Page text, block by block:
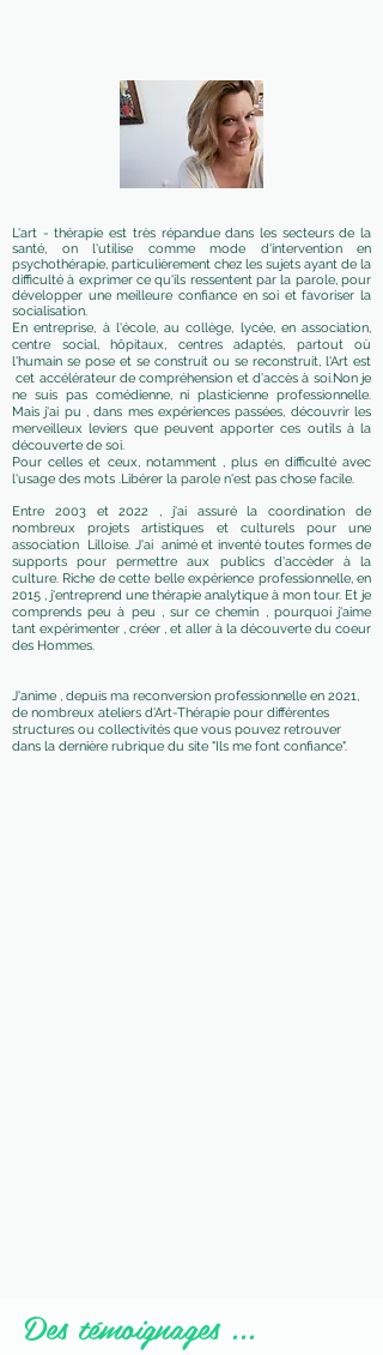
L'art - thérapie est très répandue dans les secteurs de la
santé, on l'utilise comme mode d'intervention en
psychothérapie, particulièrement chez les sujets ayant de la
difficulté à exprimer ce qu'ils ressentent par la parole, pour
développer une meilleure confiance en soi et favoriser la
socialisation.
En entreprise, à l'école, au collège, lycée, en association,
centre social, hôpitaux, centres adaptés, partout où
l'humain se pose et se construit ou se reconstruit, l'Art est
cet accélérateur de compréhension et d'accès à soi.Non je
ne suis pas comédienne, ni plasticienne professionnelle.
Mais j'ai pu , dans mes expériences passées, découvrir les
merveilleux leviers que peuvent apporter ces outils à la
découverte de soi.
Pour celles et ceux, notamment , plus en difficulté avec
l'usage des mots .Libérer la parole n'est pas chose facile.
Entre 2003 et 2022 , j'ai assuré la coordination de
nombreux projets artistiques et culturels pour une
association Lilloise. J'ai animé et inventé toutes formes de
supports pour permettre aux publics d'accèder à la
culture. Riche de cette belle expérience professionnelle, en
2015 , j'entreprend une thérapie analytique à mon tour. Et je
comprends peu à peu , sur ce chemin , pourquoi j'aime
tant expérimenter , créer , et aller à la découverte du coeur
des Hommes.
J'anime , depuis ma reconversion professionnelle en 2021,
de nombreux ateliers d'Art-Thérapie pour différentes
structures ou collectivités que vous pouvez retrouver
dans la dernière rubrique du site "Ils me font confiance".
Des témoignages ...